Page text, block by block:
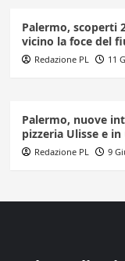
Palermo, scoperti
vicino la foce del
Redazione PL 11
Palermo, nuove
pizzeria Ulisse e
Redazione PL 9